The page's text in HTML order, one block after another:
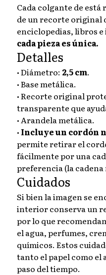
Cada colgante de
de un recorte original
enciclopedias, libros
cada pieza es única.
Detalles
• Diámetro: 2,5 cm.
• Base metálica.
• Recorte original
transparente que
• Arandela metálica.
• Incluye un cordón
permite retirar el
fácilmente por una
preferencia (la
Cuidados
Si bien la imagen se
interior conserva un
por lo que
el agua, perfumes,
químicos. Estos
tanto el papel como el
paso del tiempo.